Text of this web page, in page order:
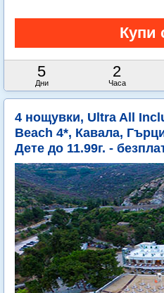
5
Дни
2
Часа
4 нощувки, Ultra All
Beach 4*, Кавала,
Дете до 11.99г. -